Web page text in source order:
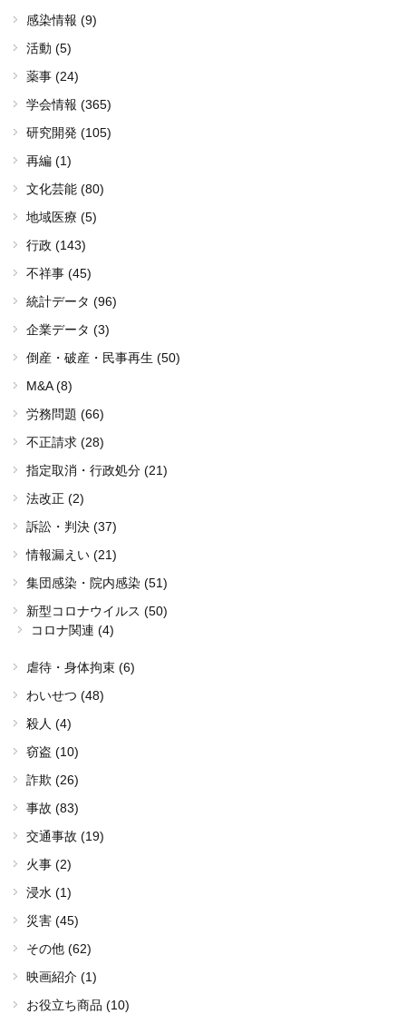
感染情報 (9)
活動 (5)
薬事 (24)
学会情報 (365)
研究開発 (105)
再編 (1)
文化芸能 (80)
地域医療 (5)
行政 (143)
不祥事 (45)
統計データ (96)
企業データ (3)
倒産・破産・民事再生 (50)
M&A (8)
労務問題 (66)
不正請求 (28)
指定取消・行政処分 (21)
法改正 (2)
訴訟・判決 (37)
情報漏えい (21)
集団感染・院内感染 (51)
新型コロナウイルス (50)
コロナ関連 (4)
虐待・身体拘束 (6)
わいせつ (48)
殺人 (4)
窃盗 (10)
詐欺 (26)
事故 (83)
交通事故 (19)
火事 (2)
浸水 (1)
災害 (45)
その他 (62)
映画紹介 (1)
お役立ち商品 (10)